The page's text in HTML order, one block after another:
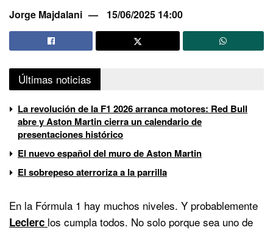
Jorge Majdalani 15/06/2025 14:00
Últimas noticias
La revolución de la F1 2026 arranca motores: Red Bull
abre y Aston Martin cierra un calendario de
presentaciones histórico
El nuevo español del muro de Aston Martin
El sobrepeso aterroriza a la parrilla
En la Fórmula 1 hay muchos niveles. Y probablemente
Leclerc los cumpla todos. No solo porque sea uno de